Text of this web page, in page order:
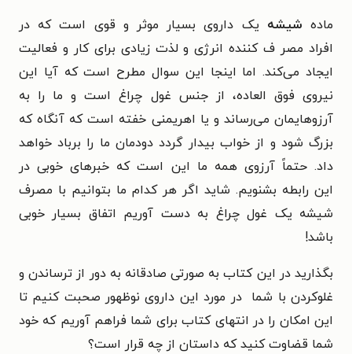
ماده شیشه یک داروی بسیار موثر و قوی است که در
افراد مصر ف کننده انرژی و لذت زیادی برای کار و فعالیت
ایجاد می‌کند. اما اینجا این سوال مطرح است که آیا این
نیروی فوق العاده، از جنس غول چراغ است و ما را به
آرزوهایمان می‌رساند و یا اهریمنی خفته است که آنگاه که
بزرگ شود و از خواب بیدار گردد دودمان ما را برباد خواهد
داد. حتماً آرزوی همه ما این است که خبرهای خوبی در
این رابطه بشنویم. شاید اگر هر کدام ما بتوانیم با مصرف
شیشه یک غولچراغ به دست آوریم اتفاق بسیار خوبی
باشد!
بگذارید در این کتاب به صورتی صادقانه به دور از ترساندن و
غلوکردن با شمادر مورد این داروی نوظهور صحبت کنیم تا
این امکان را در انتهای کتاب برای شما فراهم آوریم که خود
شما قضاوت کنید که داستان از چه قرار است؟